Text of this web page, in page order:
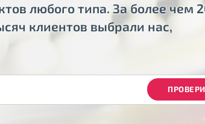
любого типа. За более чем
клиентов выбрали нас,